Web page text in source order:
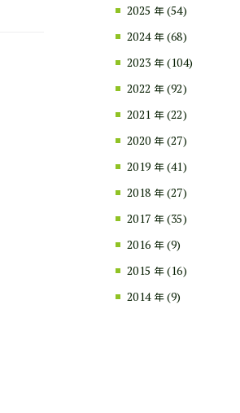
2025 年(54)
2024年(68)
2023 年(104)
2022 年(92)
2021 年(22)
2020 年(27)
2019 年(41)
2018 年(27)
2017 年(35)
2016 年(9)
2015 年(16)
2014年(9)